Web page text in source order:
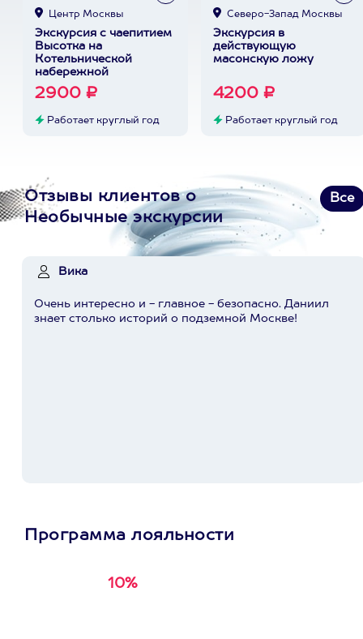
Центр Москвы
Экскурсия с чаепитием
Высотка на
Котельнической
набережной
2900 ₽
Работает круглый год
Северо-Запад Москвы
Экскурсия в
действующую
масонскую ложу
4200 ₽
Работает круглый год
Отзывы клиентов о
Необычные экскурсии
Все
Вика
Очень интересно и - главное - безопасно. Даниил
знает столько историй о подземной Москве!
Программа лояльности
10%